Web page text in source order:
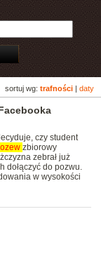
sortuj wg: trafności daty
czy student
zbiorowy
zebrał już
dołączyć do pozwu.
w wysokości